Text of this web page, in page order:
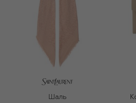
Шаль